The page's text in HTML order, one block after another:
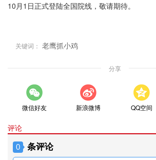
10月1日正式登陆全国院线，敬请期待。
关键词： 老鹰抓小鸡
分享
微信好友 新浪微博 QQ空间
评论
0 条评论